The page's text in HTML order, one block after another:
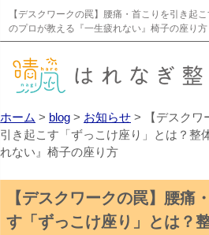
【デスクワークの罠】腰痛・首こりを引き起
のプロが教える『一生疲れない』椅子の座り方
ホーム > blog > お知らせ >
【デスク
引き起こす「ずっこけ座り」とは？整
れない』椅子の座り方
【デスクワークの罠】腰痛
す「ずっこけ座り」とは？